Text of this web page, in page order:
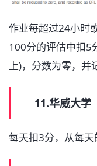
作业每超过24小时
100分的评估中扣5
上)，分数为零，并
11.华威大学
每天扣3分，从每